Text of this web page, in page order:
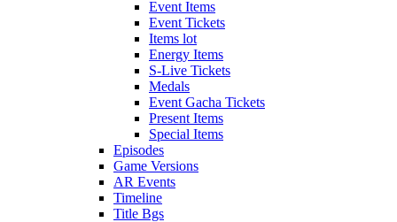
Event Items
Event Tickets
Items lot
Energy Items
S-Live Tickets
Medals
Event Gacha Tickets
Present Items
Special Items
Episodes
Game Versions
AR Events
Timeline
Title Bgs